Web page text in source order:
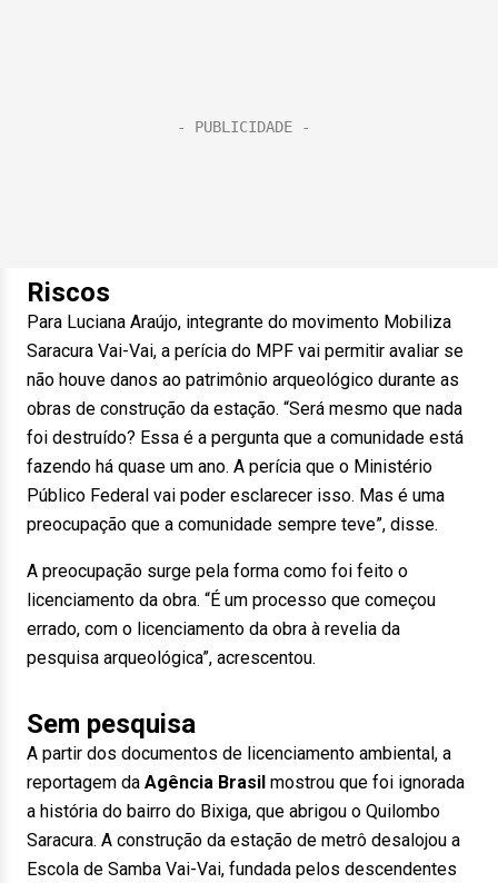
Riscos
Para Luciana Araújo, integrante do movimento Mobiliza
Saracura Vai-Vai, a perícia do MPF vai permitir avaliar se
não houve danos ao patrimônio arqueológico durante as
obras de construção da estação. “Será mesmo que nada
foi destruído? Essa é a pergunta que a comunidade está
fazendo há quase um ano. A perícia que o Ministério
Público Federal vai poder esclarecer isso. Mas é uma
preocupação que a comunidade sempre teve”, disse.
A preocupação surge pela forma como foi feito o
licenciamento da obra. “É um processo que começou
errado, com o licenciamento da obra à revelia da
pesquisa arqueológica”, acrescentou.
Sem pesquisa
A partir dos documentos de licenciamento ambiental, a
reportagem da Agência Brasil mostrou que foi ignorada
a história do bairro do Bixiga, que abrigou o Quilombo
Saracura. A construção da estação de metrô desalojou a
Escola de Samba Vai-Vai, fundada pelos descendentes